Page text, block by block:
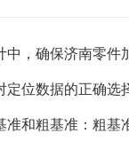
中，确保济南零件
位数据的正确选
准和粗基准：粗基